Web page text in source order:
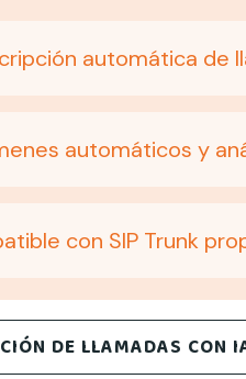
automática de
automáticos y
con SIP Trunk
DE LLAMADAS CON